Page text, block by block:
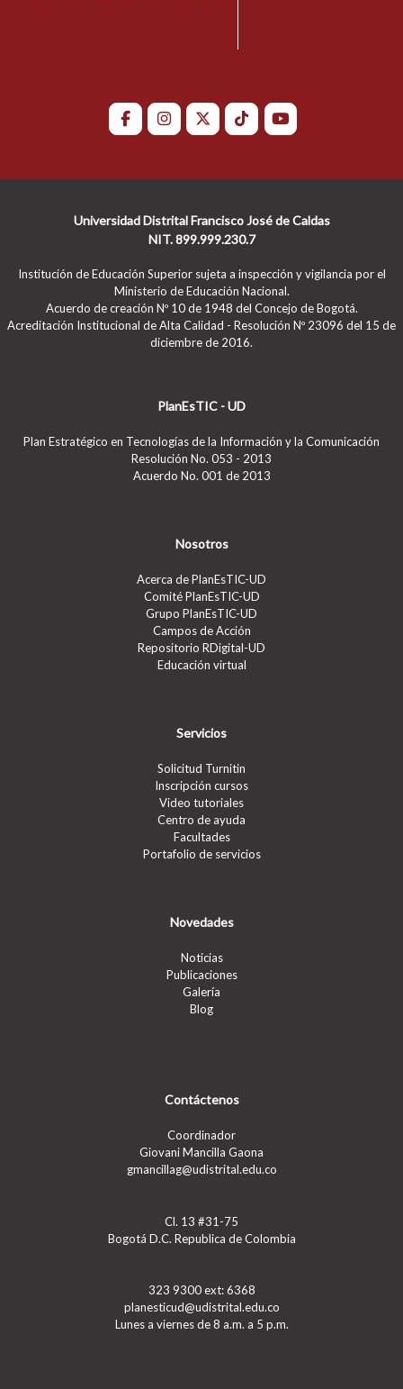
Universidad Distrital Francisco José de Caldas
NIT. 899.999.230.7
Institución de Educación Superior sujeta a inspección y vigilancia por el
Ministerio de Educación Nacional.
Acuerdo de creación Nº 10 de 1948 del Concejo de Bogotá.
Acreditación Institucional de Alta Calidad - Resolución Nº 23096 del 15 de
diciembre de 2016.
PlanEsTIC - UD
Plan Estratégico en Tecnologías de la Información y la Comunicación
Resolución No. 053 - 2013
Acuerdo No. 001 de 2013
Nosotros
Acerca de PlanEsTIC-UD
Comité PlanEsTIC-UD
Grupo PlanEsTIC-UD
Campos de Acción
Repositorio RDigital-UD
Educación virtual
Servicios
Solicitud Turnitin
Inscripción cursos
Video tutoriales
Centro de ayuda
Facultades
Portafolio de servicios
Novedades
Noticias
Publicaciones
Galería
Blog
Contáctenos
Coordinador
Giovani Mancilla Gaona
gmancillag@udistrital.edu.co
Cl. 13 #31-75
Bogotá D.C. Republica de Colombia
323 9300 ext: 6368
planesticud@udistrital.edu.co
Lunes a viernes de 8 a.m. a 5 p.m.